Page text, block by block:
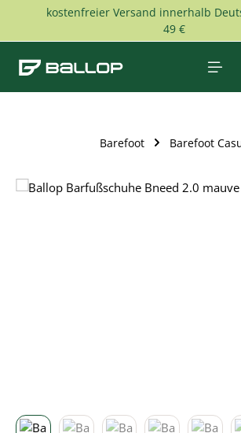
Zum Hauptinhalt springen
kostenfreier Versand innerhalb
49 €
Barefoot Barefoot
Bildergalerie überspringen